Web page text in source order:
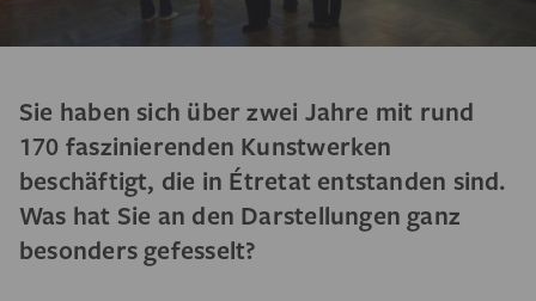
Sie haben sich über zwei Jahre mit rund
170 faszinierenden Kunstwerken
beschäftigt, die in Étretat entstanden sind.
Was hat Sie an den Darstellungen ganz
besonders gefesselt?